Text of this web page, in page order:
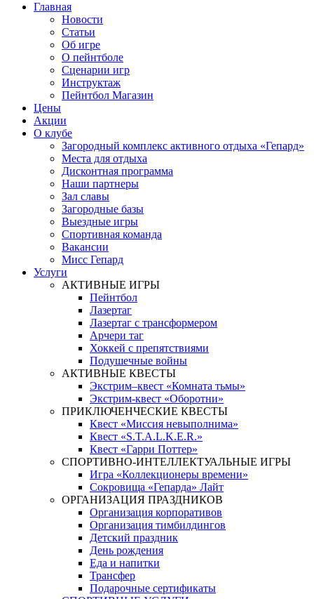
Главная
Новости
Статьи
Об игре
О пейнтболе
Сценарии игр
Инструктаж
Пейнтбол Магазин
Цены
Акции
О клубе
Загородный комплекс активного отдыха «Гепард»
Места для отдыха
Дисконтная программа
Наши партнеры
Зал славы
Загородные базы
Выездные игры
Спортивная команда
Вакансии
Мисс Гепард
Услуги
АКТИВНЫЕ ИГРЫ
Пейнтбол
Лазертаг
Лазертаг с трансформером
Арчери таг
Хоккей с препятствиями
Подушечные войны
АКТИВНЫЕ КВЕСТЫ
Экстрим–квест «Комната тьмы»
Экстрим-квест «Оборотни»
ПРИКЛЮЧЕНЧЕСКИЕ КВЕСТЫ
Квест «Миссия невыполнима»
Квест «S.T.A.L.K.E.R.»
Квест «Гарри Поттер»
СПОРТИВНО-ИНТЕЛЛЕКТУАЛЬНЫЕ ИГРЫ
Игра «Коллекционеры времени»
Сокровища «Гепарда» Лайт
ОРГАНИЗАЦИЯ ПРАЗДНИКОВ
Организация корпоративов
Организация тимбилдингов
Детский праздник
День рождения
Еда и напитки
Трансфер
Подарочные сертификаты